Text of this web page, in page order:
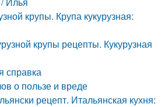
крупы. Крупа кукурузная:
крупы рецепты. Кукурузная
справка
о пользе и вреде
рецепт. Итальянская кухня: